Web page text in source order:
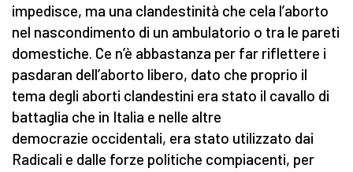
impedisce, ma una clandestinità che cela l’aborto
nel nascondimento di un ambulatorio o tra le pareti
domestiche. Ce n’è abbastanza per far riflettere i
pasdaran dell’aborto libero, dato che proprio il
tema degli aborti clandestini era stato il cavallo di
battaglia che in Italia e nelle altre
democrazie occidentali, era stato utilizzato dai
Radicali e dalle forze politiche compiacenti, per